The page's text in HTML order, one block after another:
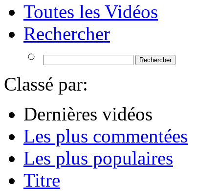
Toutes les Vidéos
Rechercher
Classé par:
Dernières vidéos
Les plus commentées
Les plus populaires
Titre